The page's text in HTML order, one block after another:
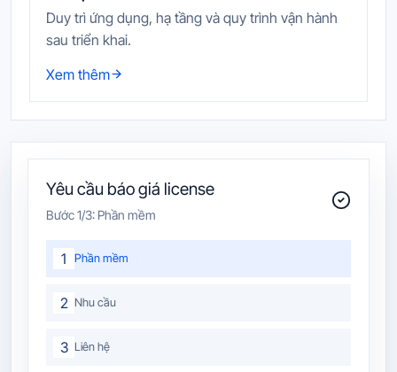
Duy trì ứng dụng, hạ tầng và quy trình vận hành
sau triển khai.
Xem thêm
Yêu cầu báo giá license
Bước1/3: Phần mềm
1 Phần mềm
2 Nhu cầu
3 Liên hệ